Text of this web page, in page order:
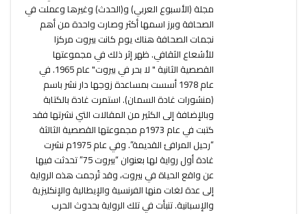
مجلة (الأسبوع العربي) و(الحدث) وغيرها وعملت في
الصحافة وبرز اسمها أكثر وصارت واحدة من أهم
نجمات الصحافة هناك يوم كانت بيروت مركزا
للأشعاع الثقافي. ظهر إثر ذلك في مجموعتها
القصصية الثانية " لا بحر في بيروت" عام 1965. في
عام 1978 أسست بمساعدة زوجها دار نشر باسم
(منشورات غادة السمان). استمرت غادة بالكتابة
وبالإضافة إلى الكثير من المقالات التي نشرتها فقد
كتبت في عام 1973م مجموعتها القصصية الثالثة
“رحيل المرافئ القديمة”. وفي عام 1975م نشرت
غادة أول رواية لها بعنوان “بيروت 75” تحدثت فيها
عن واقع الحياة في بيروت، وقد تُرجمت هذه الرواية
إلى عدة لغات منها الفرنسية والإيطالية والإنكليزية
والإسبانية. تنبأت في تلك الرواية بحدوث الحرب